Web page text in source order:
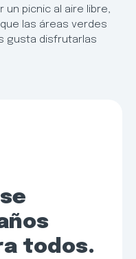
un picnic al aire libre,
las áreas verdes
gusta disfrutarlas
todos.